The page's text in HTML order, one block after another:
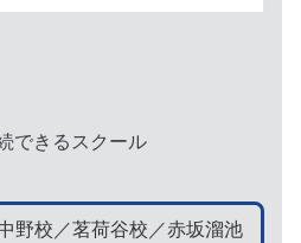
できるスクール
野校／茗荷谷校／赤坂溜池